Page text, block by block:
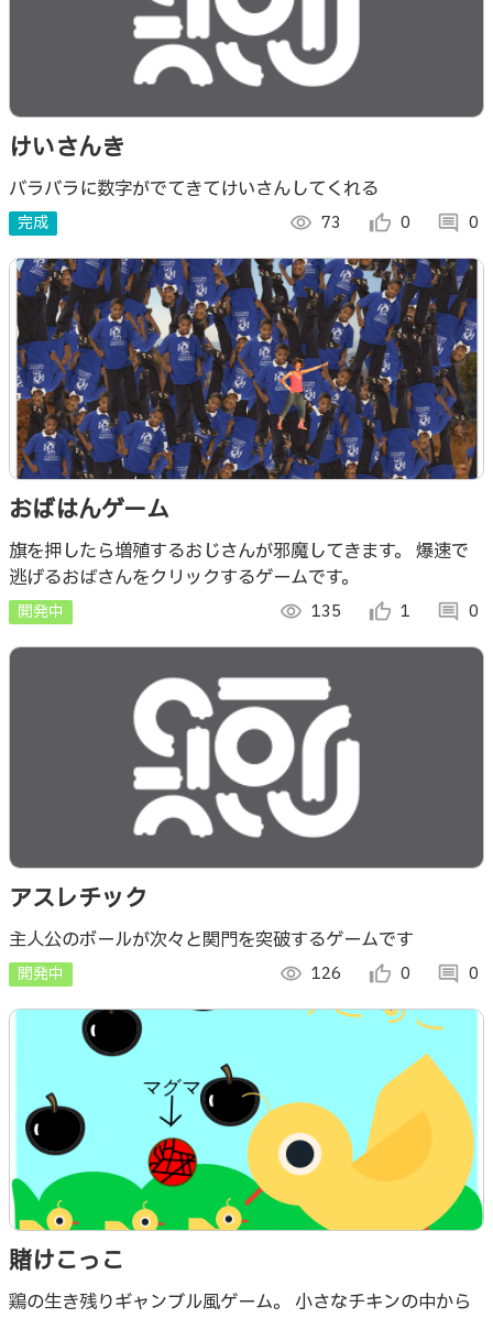
けいさんき
バラバラに数字がでてきてけいさんしてくれる
完成 visibility 73 thumb_up_alt 0 comment 0
おばはんゲーム
旗を押したら増殖するおじさんが邪魔してきます。 爆速で
逃げるおばさんをクリックするゲームです。
開発中 visibility 135 thumb_up_alt 1 comment 0
アスレチック
主人公のボールが次々と関門を突破するゲームです
開発中 visibility 126 thumb_up_alt 0 comment 0
賭けこっこ
鶏の生き残りギャンブル風ゲーム。 小さなチキンの中から